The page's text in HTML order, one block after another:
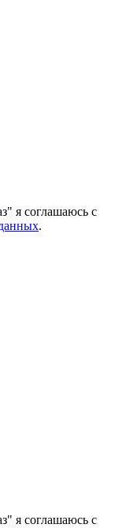
я соглашаюсь с
.
я соглашаюсь с